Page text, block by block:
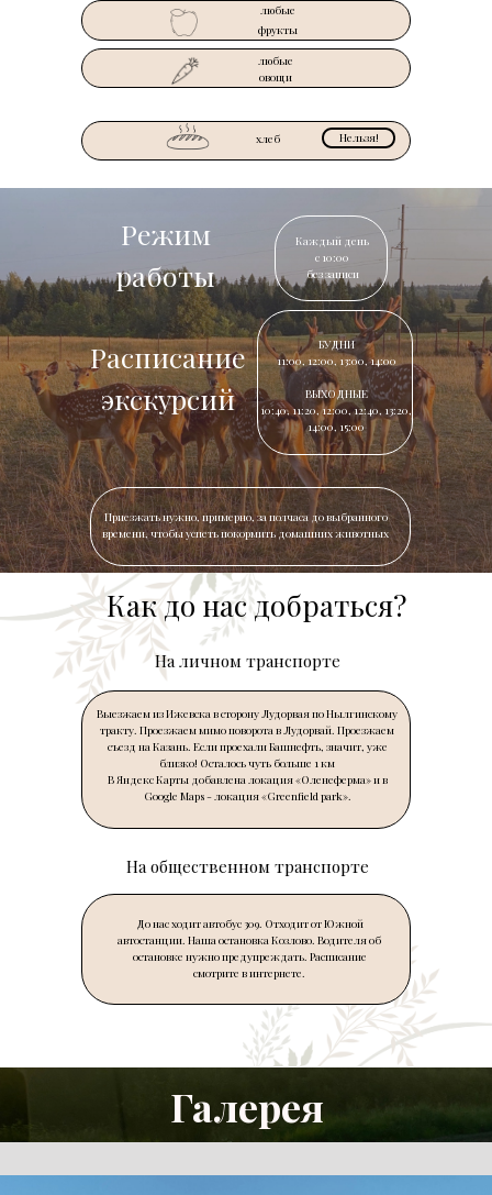
LET'S GO!
LET'S GO!
любые
овощи
LET'S GO!
любые
фрукты
Нельзя!
хлеб
Режим
работы
Расписание
экскурсий
Приезжать нужно, примерно, за полчаса до выбранного
времени, чтобы успеть покормить домашних животных
БУДНИ
11:00, 12:00, 13:00, 14:00
ВЫХОДНЫЕ
10:40, 11:20, 12:00, 12:40, 13:20,
14:00, 15:00
Каждый день
с 10:00
без записи
Как до нас добраться?
LET'S GO!
LET'S GO!
На личном транспорте
На общественном транспорте
Выезжаем из Ижевска в сторону Лудорвая по Нылгинскому
тракту. Проезжаем мимо поворота в Лудорвай. Проезжаем
съезд на Казань. Если проехали Башнефть, значит, уже
близко! Осталось чуть больше 1 км
В Яндекс Карты добавлена локация «Оленеферма» и в
Google Maps - локация «Greenfield park».
До нас ходит автобус 309. Отходит от Южной
автостанции. Наша остановка Козлово. Водителя об
остановке нужно предупреждать. Расписание
смотрите в интернете.
Галерея